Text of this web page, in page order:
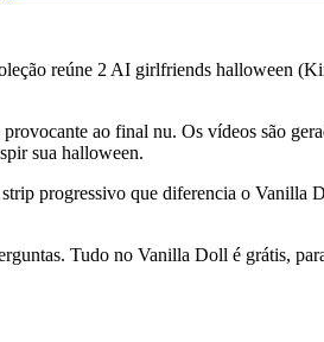
reúne 2 AI girlfriends halloween
ao final nu. Os vídeos são
sua halloween.
progressivo que diferencia o
Tudo no Vanilla Doll é grátis,